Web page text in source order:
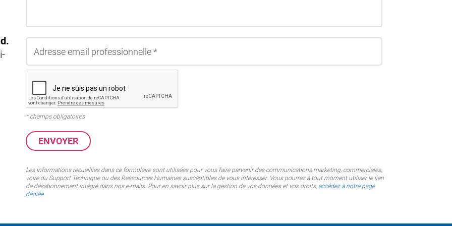
* champs obligatoires
Les informations recueillies dans ce formulaire sont utilisées pour vous faire parvenir des communications marketing, commerciales,
voire du Support Technique ou des Ressources Humaines susceptibles de vous intéresser. Vous pourrez à tout moment utiliser le lien
de désabonnement intégré dans nos e-mails. Pour en savoir plus sur la gestion de vos données et vos droits, accédez à notre page
dédiée.